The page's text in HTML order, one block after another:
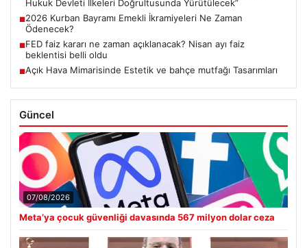
Hukuk Devleti İlkeleri Doğrultusunda Yürütülecek”
■2026 Kurban Bayramı Emekli İkramiyeleri Ne Zaman
Ödenecek?
■FED faiz kararı ne zaman açıklanacak? Nisan ayı faiz
beklentisi belli oldu
■Açık Hava Mimarisinde Estetik ve bahçe mutfağı Tasarımları
Güncel
07/08/2026
Meta’ya çocuk güvenliği davasında 567 milyon dolar ceza